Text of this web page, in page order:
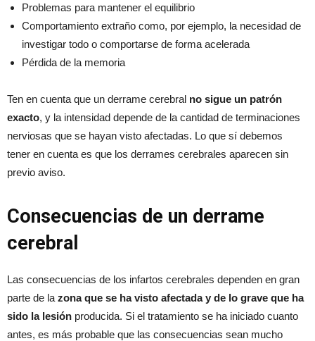
Problemas para mantener el equilibrio
Comportamiento extraño como, por ejemplo, la necesidad de
investigar todo o comportarse de forma acelerada
Pérdida de la memoria
Ten en cuenta que un derrame cerebral no sigue un patrón
exacto, y la intensidad depende de la cantidad de terminaciones
nerviosas que se hayan visto afectadas. Lo que sí debemos
tener en cuenta es que los derrames cerebrales aparecen sin
previo aviso.
Consecuencias de un derrame
cerebral
Las consecuencias de los infartos cerebrales dependen en gran
parte de la zona que se ha visto afectada y de lo grave que ha
sido la lesión producida. Si el tratamiento se ha iniciado cuanto
antes, es más probable que las consecuencias sean mucho